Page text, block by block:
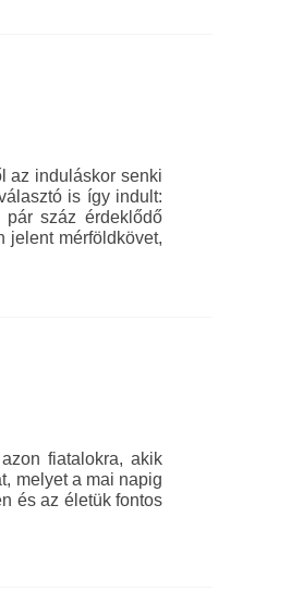
az induláskor senki
is így indult:
száz érdeklődő
jelent mérföldkövet,
fiatalokra, akik
melyet a mai napig
és az életük fontos